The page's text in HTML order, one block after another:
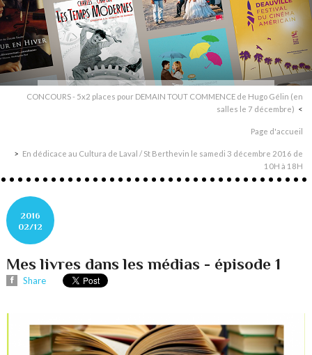
CONCOURS - 5x2 places pour DEMAIN TOUT COMMENCE de Hugo Gélin (en
salles le 7 décembre)
Page d'accueil
En dédicace au Cultura de Laval / St Berthevin le samedi 3 décembre 2016 de
10H à 18H
2016
02/12
Mes livres dans les médias - épisode 1
Share